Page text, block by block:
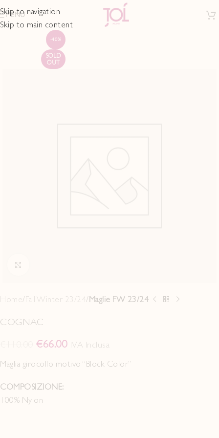
Skip to navigation
Skip to main content
MENU
-40%
SOLD
OUT
Home Fall Winter 23/24 Maglie FW 23/24
COGNAC
€66.00 IVA Inclusa
Maglia girocollo motivo “Block Color”
COMPOSIZIONE:
100% Nylon